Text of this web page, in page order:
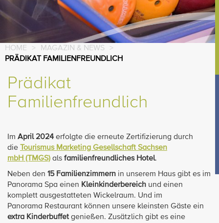
HOME > MAGAZIN & NEWS
>
PRÄDIKAT FAMILIENFREUNDLICH
Prädikat
Familienfreundlich
Im April 2024 erfolgte die erneute Zertifizierung durch
die
Tourismus Marketing Gesellschaft Sachsen
mbH (TMGS) als familienfreundliches Hotel.
Neben den 15 Familienzimmern in unserem Haus gibt es im
Panorama Spa einen Kleinkinderbereich und einen
komplett ausgestatteten Wickelraum. Und im
Panorama Restaurant können unsere kleinsten Gäste ein
extra Kinderbuffet genießen. Zusätzlich gibt es eine